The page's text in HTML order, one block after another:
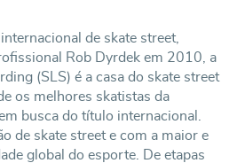
de skate street,
Rob Dyrdek em 2010, a
(SLS) é a casa do skate street
os melhores skatistas da
busca do título internacional.
de skate street e com a maior e
global do esporte. De etapas